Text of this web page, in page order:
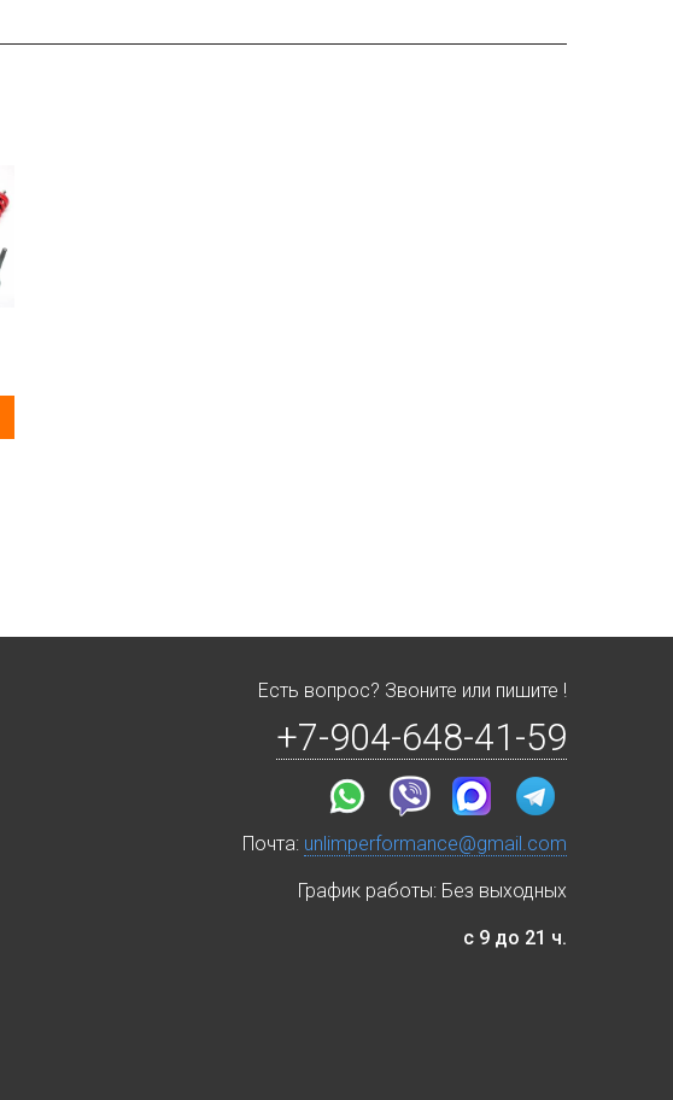
Есть вопрос? Звоните или пишите !
+7-904-648-41-59
Почта: unlimperformance@gmail.com
График работы: Без выходных
с 9 до 21 ч.